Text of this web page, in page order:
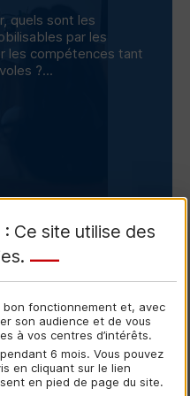
quels sont les
par les
les compétences tant
?...
-
Ce site utilise des
.
bon fonctionnement et, avec
son audience et de vous
à vos centres d’intérêts.
6 mois. Vous pouvez
en cliquant sur le lien
en pied de page du site.